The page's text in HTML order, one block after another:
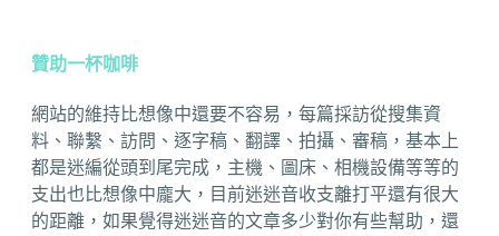
贊助一杯咖啡
網站的維持比想像中還要不容易，每篇採訪從搜集資
料、聯繫、訪問、逐字稿、翻譯、拍攝、審稿，基本上
都是迷編從頭到尾完成，主機、圖床、相機設備等等的
支出也比想像中龐大，目前迷迷音收支離打平還有很大
的距離，如果覺得迷迷音的文章多少對你有些幫助，還